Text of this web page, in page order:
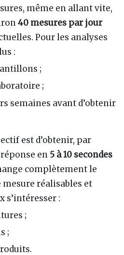
même en allant vite,
40 mesures par jour
Pour les analyses
:
;
;
semaines avant d’obtenir
est d’obtenir, par
en 5 à 10 secondes
complètement le
réalisables et
s’intéresser :
;
;